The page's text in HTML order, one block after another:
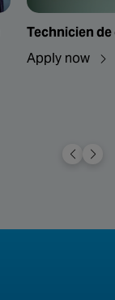
Technicien
Apply now